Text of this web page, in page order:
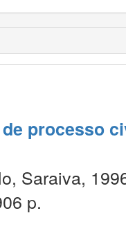
processo
Saraiva,
p.